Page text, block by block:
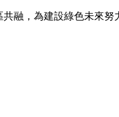
融，為建設綠色未來努